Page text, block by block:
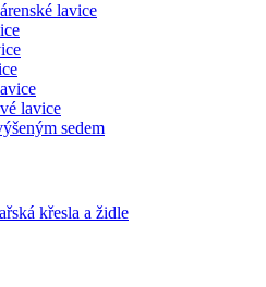
lavice
lavice
sedem
křesla a židle